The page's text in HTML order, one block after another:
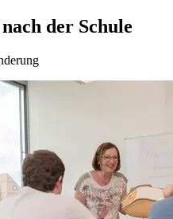
der Schule